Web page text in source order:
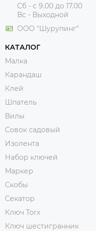
Сб - с 9.00 до 17.00
Вс - Выходной
ООО "Шурупинг"
КАТАЛОГ
Малка
Карандаш
Клей
Шпатель
Вилы
Совок садовый
Изолента
Набор ключей
Маркер
Скобы
Секатор
Ключ Torx
Ключ шестигранник